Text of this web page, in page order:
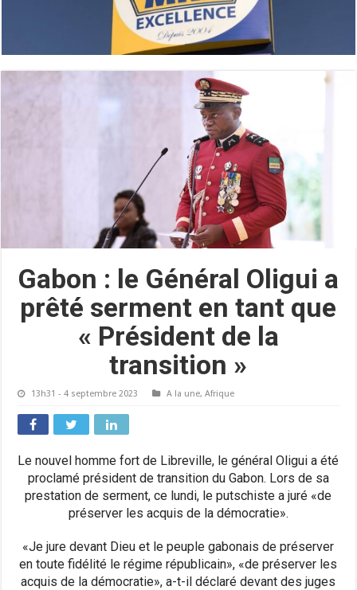
Gabon : le Général Oligui a
prêté serment en tant que
« Président de la
transition »
13h31 - 4 septembre 2023 A la une,Afrique
Le nouvel homme fort de Libreville, le général Oligui a été
proclamé président de transition du Gabon. Lors de sa
prestation de serment, ce lundi, le putschiste a juré «de
préserver les acquis de la démocratie».
«Je jure devant Dieu et le peuple gabonais de préserver
en toute fidélité le régime républicain», «de préserver les
acquis de la démocratie», a-t-il déclaré devant des juges